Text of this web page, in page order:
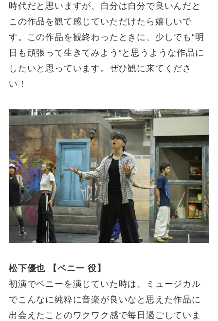
時代だと思いますが、自分は自分で良いんだと
この作品を観て感じていただけたら嬉しいで
す。この作品を観終わったときに、少しでも“明
日も頑張って生きてみよう“と思うような作品に
したいと思っています。ぜひ観に来てくださ
い！
松下優也 【ベニー 役】
初演でベニーを演じていた時は、ミュージカル
でこんなに純粋に音楽が良いなと思えた作品に
出会えたことのワクワク感で毎日過ごしていま